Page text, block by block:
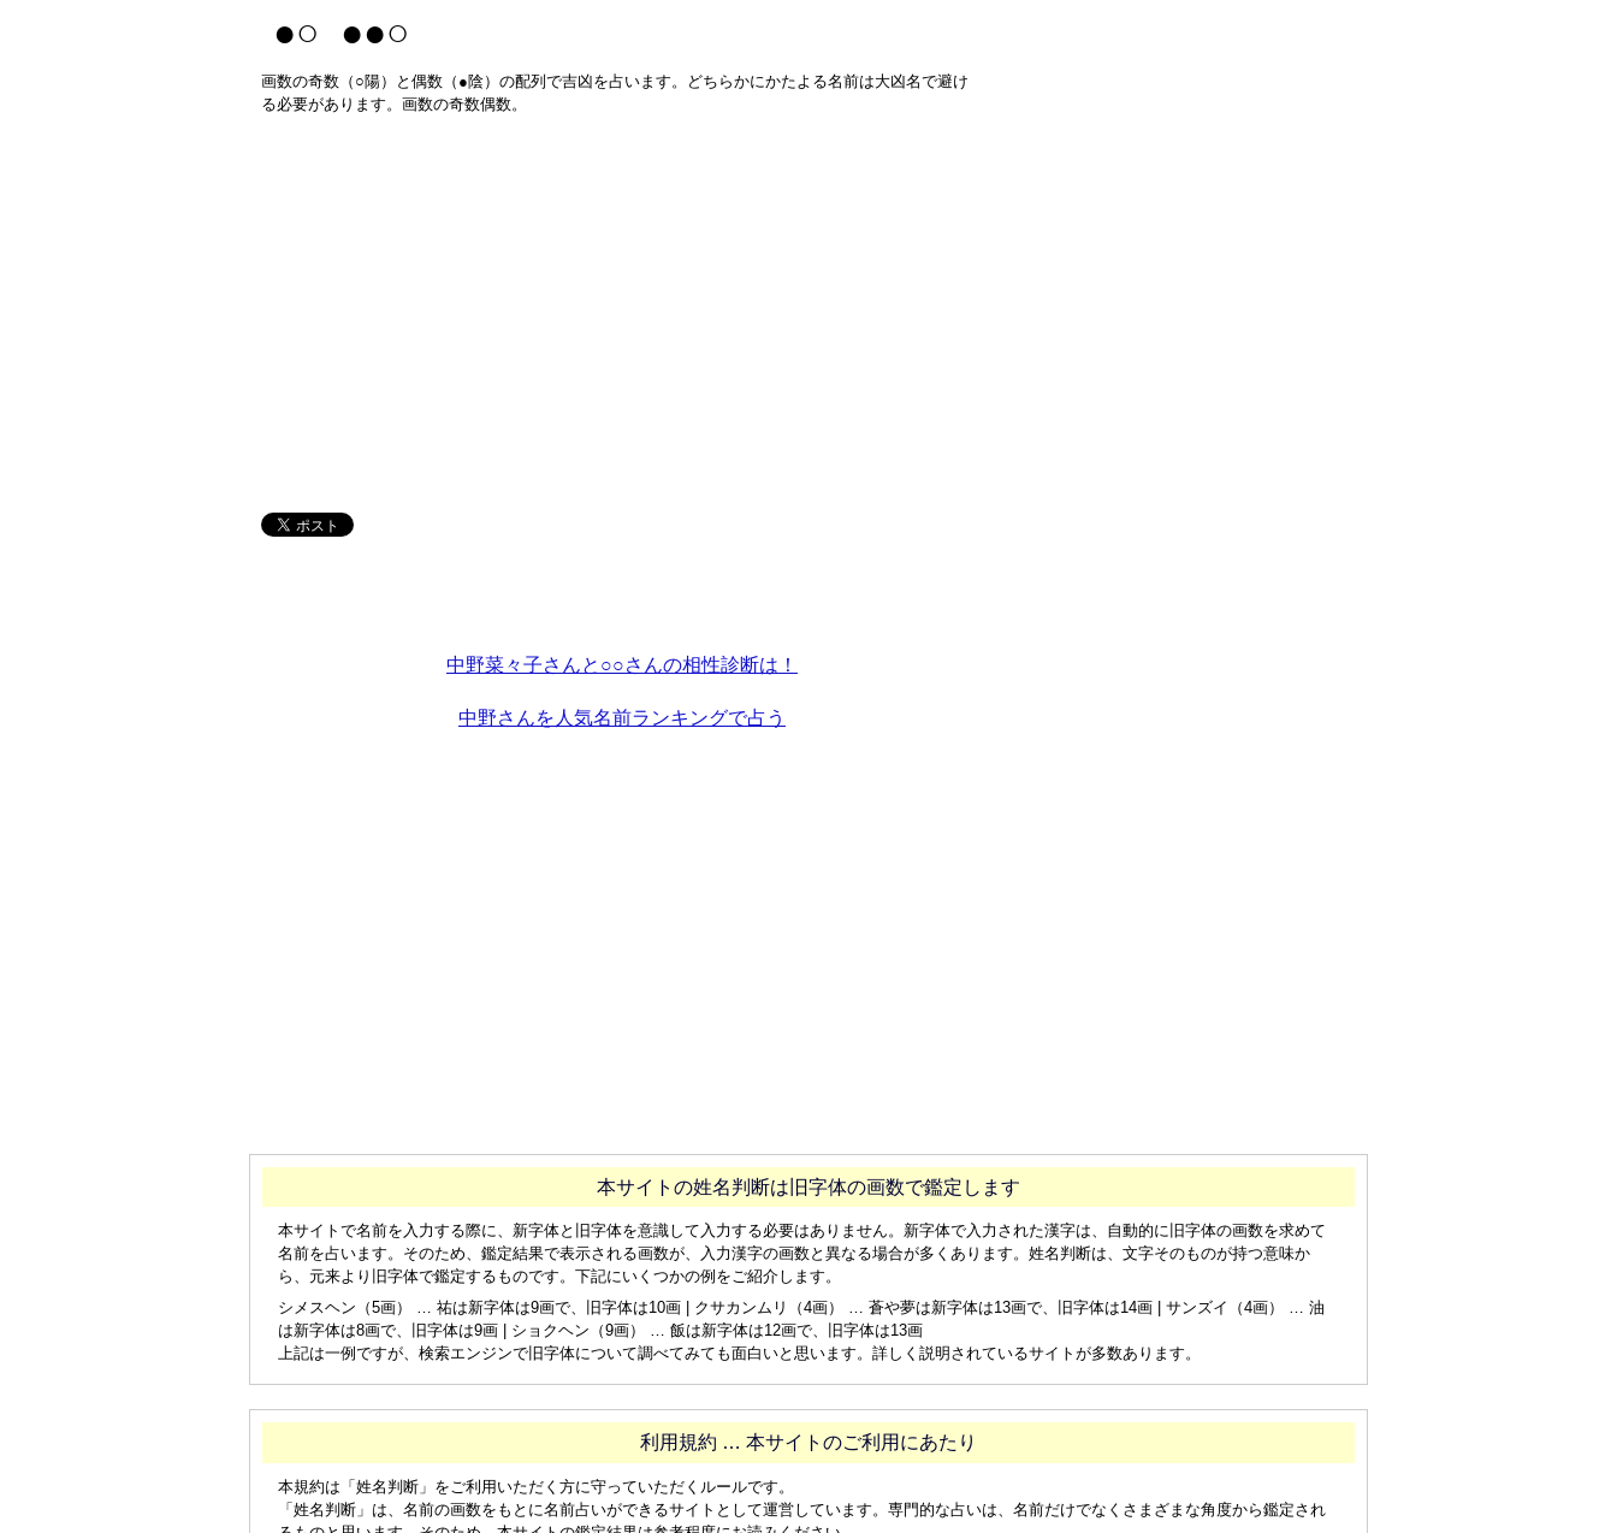
●○ ●●○
画数の奇数（○陽）と偶数（●陰）の配列で吉凶を占います。どちらかにかたよる名前は大凶名で避け
る必要があります。画数の奇数偶数。
中野菜々子さんと○○さんの相性診断は！
中野さんを人気名前ランキングで占う
本サイトの姓名判断は旧字体の画数で鑑定します
本サイトで名前を入力する際に、新字体と旧字体を意識して入力する必要はありません。新字体で入力された漢字は、自動的に旧字体の画数を求めて
名前を占います。そのため、鑑定結果で表示される画数が、入力漢字の画数と異なる場合が多くあります。姓名判断は、文字そのものが持つ意味か
ら、元来より旧字体で鑑定するものです。下記にいくつかの例をご紹介します。
シメスヘン（5画） … 祐は新字体は9画で、旧字体は10画 | クサカンムリ（4画） … 蒼や夢は新字体は13画で、旧字体は14画 | サンズイ（4画） … 油
は新字体は8画で、旧字体は9画 | ショクヘン（9画） … 飯は新字体は12画で、旧字体は13画
上記は一例ですが、検索エンジンで旧字体について調べてみても面白いと思います。詳しく説明されているサイトが多数あります。
利用規約 … 本サイトのご利用にあたり
本規約は「姓名判断」をご利用いただく方に守っていただくルールです。
「姓名判断」は、名前の画数をもとに名前占いができるサイトとして運営しています。専門的な占いは、名前だけでなくさまざまな角度から鑑定され